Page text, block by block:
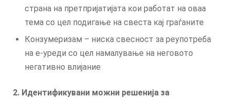
страна на претпријатијата кои работат на оваа
тема со цел подигање на свеста кај граѓаните
Конзумеризам – ниска свесност за реупотреба
на е-уреди со цел намалување на неговото
негативно влијание
2. Идентификувани можни решенија за